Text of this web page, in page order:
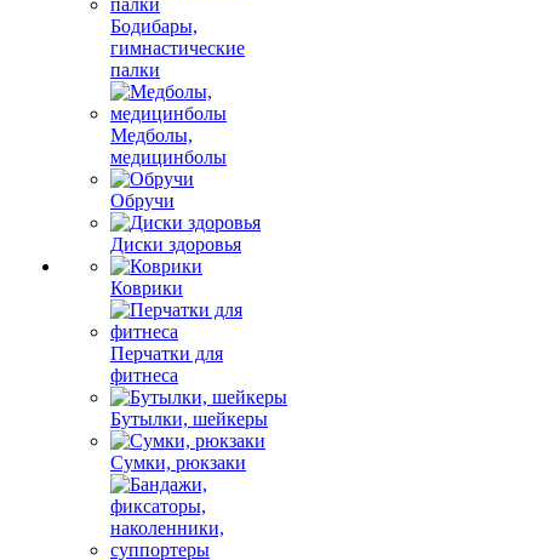
Бодибары,
гимнастические
палки
Медболы,
медицинболы
Обручи
Диски здоровья
Коврики
Перчатки для
фитнеса
Бутылки, шейкеры
Сумки, рюкзаки